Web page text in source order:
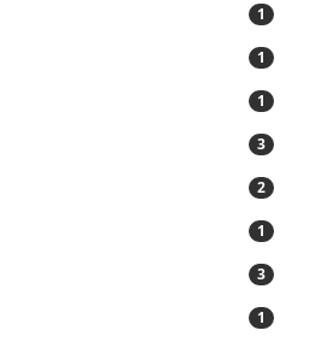
1
1
1
3
2
1
3
1